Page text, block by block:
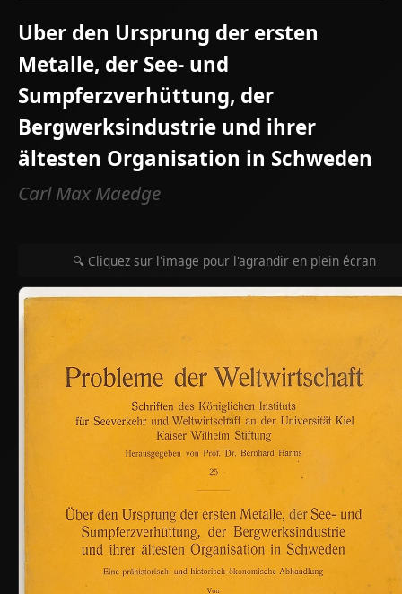
Uber den Ursprung der ersten
Metalle, der See- und
Sumpferzverhüttung, der
Bergwerksindustrie und ihrer
ältesten Organisation in Schweden
Carl Max Maedge
🔍 Cliquez sur l'image pour l'agrandir en plein écran